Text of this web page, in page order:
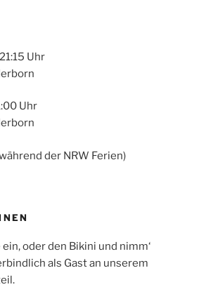
Uhr
Uhr
der NRW Ferien)
ein, oder den Bikini und nimm‘
als Gast an unserem